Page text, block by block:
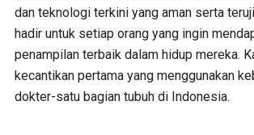
dan teknologi terkini yang aman serta
hadir untuk setiap orang yang ingin
penampilan terbaik dalam hidup mereka.
kecantikan pertama yang menggunakan
dokter-satu bagian tubuh di Indonesia.